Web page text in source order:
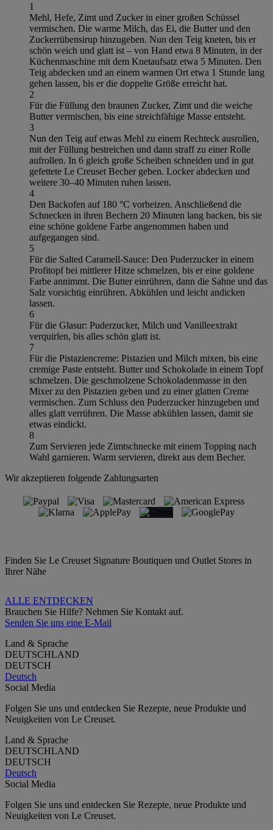
1
Mehl, Hefe, Zimt und Zucker in einer großen Schüssel
vermischen. Die warme Milch, das Ei, die Butter und den
Zuckerrübensirup hinzugeben. Nun den Teig kneten, bis er
schön weich und glatt ist – von Hand etwa 8 Minuten, in der
Küchenmaschine mit dem Knetaufsatz etwa 5 Minuten. Den
Teig abdecken und an einem warmen Ort etwa 1 Stunde lang
gehen lassen, bis er die doppelte Größe erreicht hat.
2
Für die Füllung den braunen Zucker, Zimt und die weiche
Butter vermischen, bis eine streichfähige Masse entsteht.
3
Nun den Teig auf etwas Mehl zu einem Rechteck ausrollen,
mit der Füllung bestreichen und dann straff zu einer Rolle
aufrollen. In 6 gleich große Scheiben schneiden und in gut
gefettete Le Creuset Becher geben. Locker abdecken und
weitere 30–40 Minuten ruhen lassen.
4
Den Backofen auf 180 °C vorheizen. Anschließend die
Schnecken in ihren Bechern 20 Minuten lang backen, bis sie
eine schöne goldene Farbe angenommen haben und
aufgegangen sind.
5
Für die Salted Caramell-Sauce: Den Puderzucker in einem
Profitopf bei mittlerer Hitze schmelzen, bis er eine goldene
Farbe annimmt. Die Butter einrühren, dann die Sahne und das
Salz vorsichtig einrühren. Abkühlen und leicht andicken
lassen.
6
Für die Glasur: Puderzucker, Milch und Vanilleextrakt
verquirlen, bis alles schön glatt ist.
7
Für die Pistaziencreme: Pistazien und Milch mixen, bis eine
cremige Paste entsteht. Butter und Schokolade in einem Topf
schmelzen. Die geschmolzene Schokoladenmasse in den
Mixer zu den Pistazien geben und zu einer glatten Creme
vermischen. Zum Schluss den Puderzucker hinzugeben und
alles glatt verrühren. Die Masse abkühlen lassen, damit sie
etwas eindickt.
8
Zum Servieren jede Zimtschnecke mit einem Topping nach
Wahl garnieren. Warm servieren, direkt aus dem Becher.
Wir akzeptieren folgende Zahlungsarten
Finden Sie Le Creuset Signature Boutiquen und Outlet Stores in
Ihrer Nähe
ALLE ENTDECKEN
Brauchen Sie Hilfe? Nehmen Sie Kontakt auf.
Senden Sie uns eine E-Mail
Land & Sprache
DEUTSCHLAND
DEUTSCH
Deutsch
Social Media
Folgen Sie uns und entdecken Sie Rezepte, neue Produkte und
Neuigkeiten von Le Creuset.
Land & Sprache
DEUTSCHLAND
DEUTSCH
Deutsch
Social Media
Folgen Sie uns und entdecken Sie Rezepte, neue Produkte und
Neuigkeiten von Le Creuset.